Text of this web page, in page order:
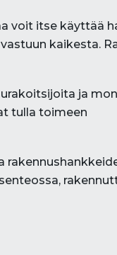
voit itse käyttää
kaikesta.
ja
tulla toimeen